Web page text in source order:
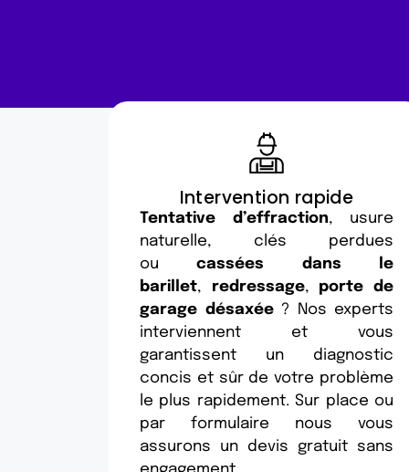
Intervention rapide
Tentative d’effraction, usure
naturelle, clés perdues
oucassées dans le
barillet, redressage, porte de
garage désaxée? Nos experts
interviennent et vous
garantissent un diagnostic
concis et sûr de votre problème
le plus rapidement. Sur place ou
par formulaire nous vous
assurons un devis gratuit sans